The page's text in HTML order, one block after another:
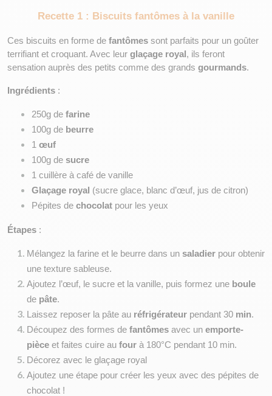
Recette 1 : Biscuits fantômes à la vanille
Ces biscuits en forme de fantômes sont parfaits pour un goûter
terrifiant et croquant. Avec leur glaçage royal , ils feront
sensation auprès des petits comme des grands gourmands.
Ingrédients :
250g de farine
100g de beurre
1 œuf
100g de sucre
1 cuillère à café de vanille
Glaçage royal (sucre glace, blanc d’œuf, jus de citron)
Pépites de chocolat pour les yeux
Étapes :
Mélangez la farine et le beurre dans un saladier pour obtenir
une texture sableuse.
Ajoutez l’œuf, le sucre et la vanille, puis formez une boule
de pâte.
Laissez reposer la pâte au réfrigérateur pendant 30 min.
Découpez des formes de fantômes avec un emporte-
pièce et faites cuire au four à 180°C pendant 10 min.
Décorez avec le glaçage royal
Ajoutez une étape pour créer les yeux avec des pépites de
chocolat !